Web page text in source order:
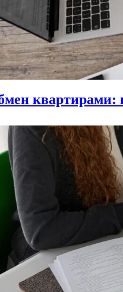
квартирами: